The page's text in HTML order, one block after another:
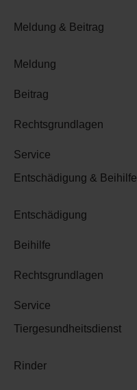
Meldung & Beitrag
Meldung
Beitrag
Rechtsgrundlagen
Service
Entschädigung & Beihilfe
Entschädigung
Beihilfe
Rechtsgrundlagen
Service
Tiergesundheitsdienst
Rinder